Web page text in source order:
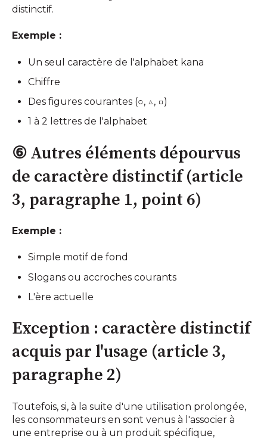
distinctif.
Exemple :
Un seul caractère de l'alphabet kana
Chiffre
Des figures courantes (○, △, □)
1 à 2 lettres de l'alphabet
⑥ Autres éléments dépourvus
de caractère distinctif (article
3, paragraphe 1, point 6)
Exemple :
Simple motif de fond
Slogans ou accroches courants
L'ère actuelle
Exception : caractère distinctif
acquis par l'usage (article 3,
paragraphe 2)
Toutefois, si, à la suite d'une utilisation prolongée,
les consommateurs en sont venus à l'associer à
une entreprise ou à un produit spécifique,